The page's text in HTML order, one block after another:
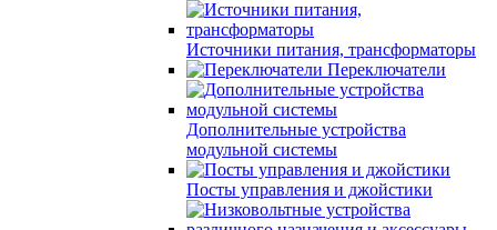
Источники питания, трансформаторы
Переключатели
Дополнительные устройства
модульной системы
Посты управления и джойстики